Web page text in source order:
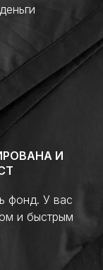
И
фонд. У вас
и быстрым